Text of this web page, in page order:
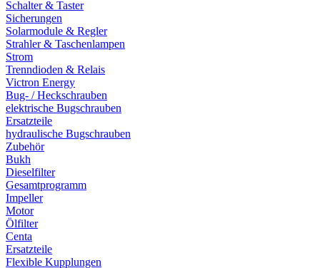
Schalter & Taster
Sicherungen
Solarmodule & Regler
Strahler & Taschenlampen
Strom
Trenndioden & Relais
Victron Energy
Bug- / Heckschrauben
elektrische Bugschrauben
Ersatzteile
hydraulische Bugschrauben
Zubehör
Bukh
Dieselfilter
Gesamtprogramm
Impeller
Motor
Ölfilter
Centa
Ersatzteile
Flexible Kupplungen